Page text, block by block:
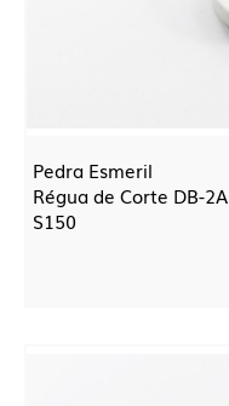
Pedra Esmeril
Régua de Corte DB-2A
S150